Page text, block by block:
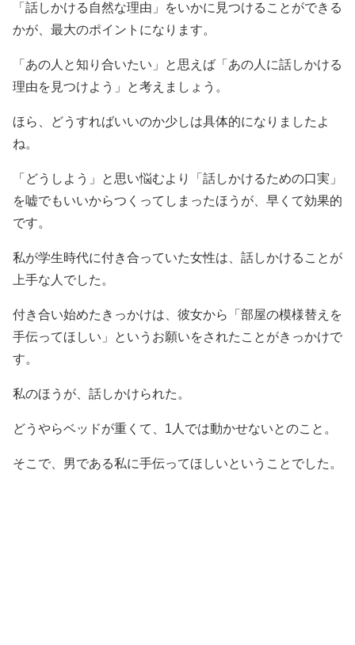
「話しかける自然な理由」をいかに見つけることができる
かが、最大のポイントになります。
「あの人と知り合いたい」と思えば「あの人に話しかける
理由を見つけよう」と考えましょう。
ほら、どうすればいいのか少しは具体的になりましたよ
ね。
「どうしよう」と思い悩むより「話しかけるための口実」
を嘘でもいいからつくってしまったほうが、早くて効果的
です。
私が学生時代に付き合っていた女性は、話しかけることが
上手な人でした。
付き合い始めたきっかけは、彼女から「部屋の模様替えを
手伝ってほしい」というお願いをされたことがきっかけで
す。
私のほうが、話しかけられた。
どうやらベッドが重くて、1人では動かせないとのこと。
そこで、男である私に手伝ってほしいということでした。